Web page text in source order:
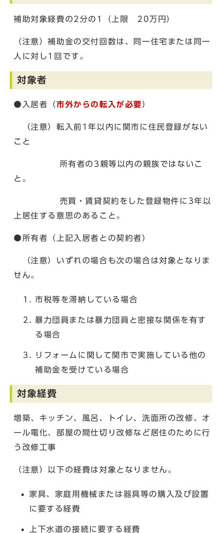
補助対象経費の2分の1（上限 20万円）
（注意）補助金の交付回数は、同一住宅または同一
人に対し1回です。
対象者
●入居者（市外からの転入が必要）
（注意）転入前1年以内に関市に住民登録がない
こと
所有者の3親等以内の親族ではないこ
と。
売買・賃貸契約をした登録物件に3年以
上居住する意思のあること。
●所有者（上記入居者との契約者）
（注意）いずれの場合も次の場合は対象となりま
せん。
市税等を滞納している場合
暴力団員または暴力団員と密接な関係を有す
る場合
リフォームに関して関市で実施している他の
補助金を受けている場合
対象経費
増築、キッチン、風呂、トイレ、洗面所の改修、オ
ール電化、部屋の間仕切り改修など居住のために行
う改修工事
（注意）以下の経費は対象となりません。
家具、家庭用機械または器具等の購入及び設置
に要する経費
上下水道の接続に要する経費